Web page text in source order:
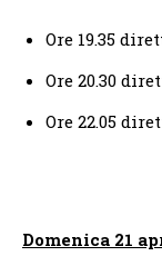
Ore 19.35
Ore 20.30
Ore 22.05
Domenica 21